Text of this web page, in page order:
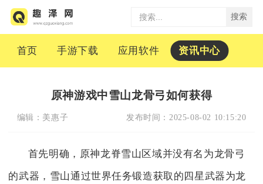
搜索
首页 手游下载 应用软件 资讯中心
原神游戏中雪山龙骨弓如何获得
编辑： 美惠子 发布时间： 2025-08-02 10:15:20
首先明确，原神龙脊雪山区域并没有名为龙骨弓
的武器，雪山通过世界任务锻造获取的四星武器为龙